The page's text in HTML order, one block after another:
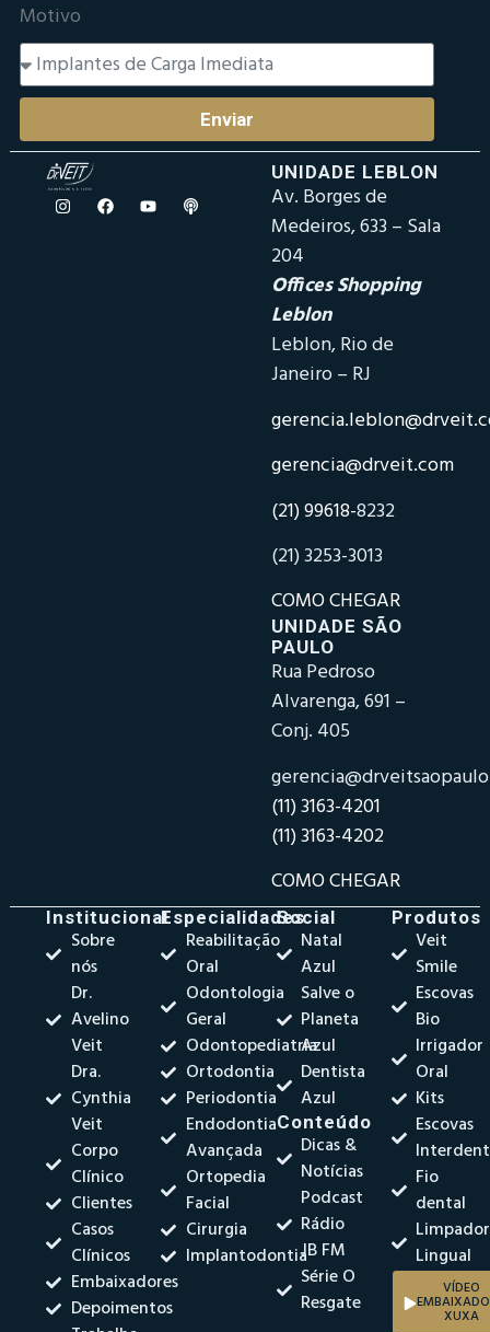
Motivo
Enviar
UNIDADE LEBLON
Av. Borges de
Medeiros, 633 – Sala
204
Offices Shopping
Leblon
Leblon, Rio de
Janeiro – RJ
gerencia@drveit.com
(21) 99618-8232
(21) 3253-3013
COMO CHEGAR
UNIDADE SÃO
PAULO
Rua Pedroso
Alvarenga, 691 –
Conj. 405
(11) 3163-4201
(11) 3163-4202
COMO CHEGAR
Institucional
Sobre
nós
Dr.
Avelino
Veit
Dra.
Cynthia
Veit
Corpo
Clínico
Clientes
Casos
Clínicos
Embaixadores
Depoimentos
Especialidades
Reabilitação
Oral
Odontologia
Geral
Odontopediatria
Ortodontia
Periodontia
Endodontia
Avançada
Ortopedia
Facial
Cirurgia
Implantodontia
Social
Natal
Azul
Salve o
Planeta
Azul
Dentista
Azul
Conteúdo
Dicas &
Notícias
Podcast
Rádio
JB FM
Série O
Resgate
Produtos
Veit
Smile
Escovas
Bio
Irrigador
Oral
Kits
Escovas
Fio
dental
Limpador
Lingual
VÍDEO
XUXA